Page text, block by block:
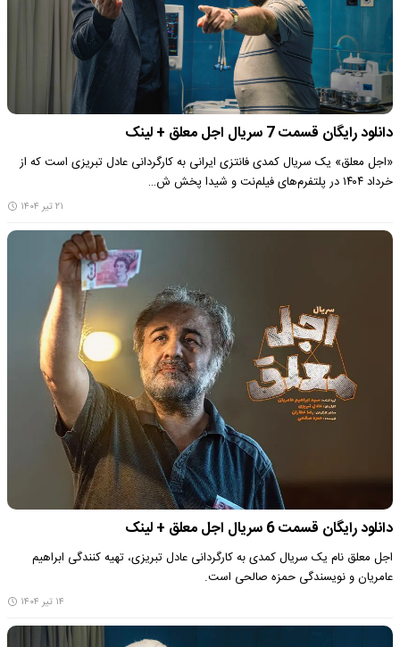
دانلود رایگان قسمت 7 سریال اجل معلق + لینک
«اجل معلق» یک سریال کمدی فانتزی ایرانی به کارگردانی عادل تبریزی است که از
خرداد ۱۴۰۴ در پلتفرم‌های فیلم‌نت و شیدا پخش ش…
۲۱ تیر ۱۴۰۴
دانلود رایگان قسمت 6 سریال اجل معلق + لینک
اجل معلق نام یک سریال کمدی به کارگردانی عادل تبریزی، تهیه کنندگی ابراهیم
عامریان و نویسندگی حمزه صالحی است.
۱۴ تیر ۱۴۰۴